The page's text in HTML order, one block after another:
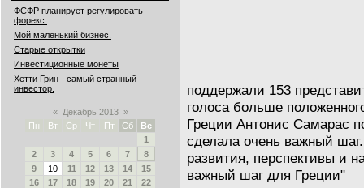
ФСФР планирует регулировать
форекс.
Мой маленький бизнес.
Старые открытки
Инвестиционные монеты
Хетти Грин - самый странный
инвестор.
« Декабрь 2013 »
Пн
Вт Ср Чт Пт Сб
Вс
1
2
3 4 5 6 7
8
9
10 11 12 13 14
15
16
17 18 19 20 21
22
поддержали 153
голоса больше
Греции Антонис Самарас
сделала очень важный
развития, перспективы и
важный шаг для Греции"